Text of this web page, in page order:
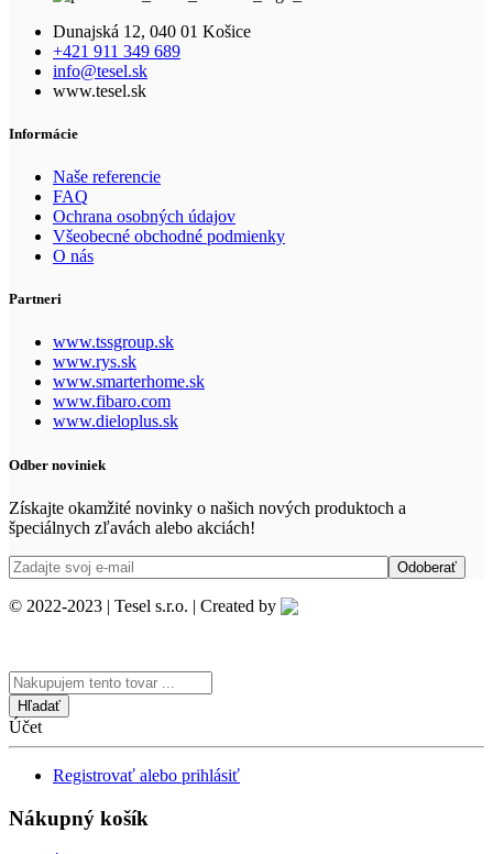
Dunajská 12, 040 01 Košice
+421 911 349 689
info@tesel.sk
www.tesel.sk
Informácie
Naše referencie
FAQ
Ochrana osobných údajov
Všeobecné obchodné podmienky
O nás
Partneri
www.tssgroup.sk
www.rys.sk
www.smarterhome.sk
www.fibaro.com
www.dieloplus.sk
Odber noviniek
Získajte okamžité novinky o našich nových produktoch a
špeciálnych zľavách alebo akciách!
© 2022-2023 | Tesel s.r.o. | Created by
Search
here
Účet
Registrovať alebo prihlásiť
Nákupný košík